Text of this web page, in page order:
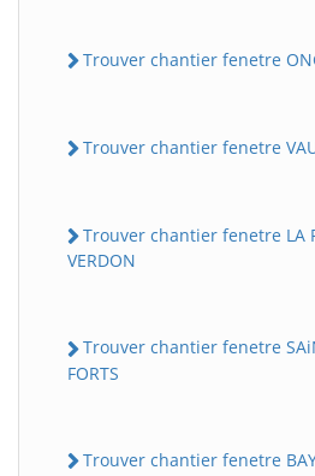
Trouver chantier fenetre
Trouver chantier fenetre
Trouver chantier fenetre LA
VERDON
Trouver chantier fenetre
FORTS
Trouver chantier fenetre